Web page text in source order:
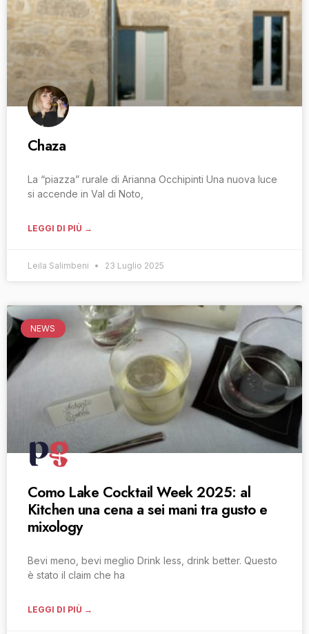
Chaza
La “piazza” rurale di Arianna Occhipinti Una nuova luce
si accende in Val di Noto,
LEGGI DI PIÙ →
Leila Salimbeni 23 Luglio 2025
NEWS
Como Lake Cocktail Week 2025: al
Kitchen una cena a sei mani tra gusto e
mixology
Bevi meno, bevi meglio Drink less, drink better. Questo
è stato il claim che ha
LEGGI DI PIÙ →